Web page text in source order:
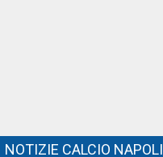
NOTIZIE CALCIO NAPOLI